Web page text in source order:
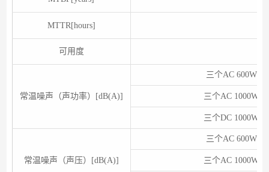
MTTR[hours]
可用度
常温噪声（声功率）[dB(A)]
三个AC 600W
三个AC 1000W
三个DC 1000W
常温噪声（声压）[dB(A)]
三个AC 600W
三个AC 1000W